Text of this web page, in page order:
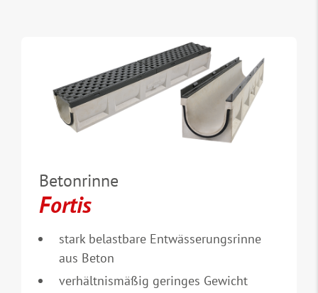
Betonrinne
Fortis
stark belastbare Entwässerungsrinne
aus Beton
verhältnismäßig geringes Gewicht